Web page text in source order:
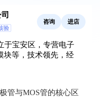
验
咨询 进店
于宝安区，专营电子
块等，技术领先，经
管与MOS管的核心区